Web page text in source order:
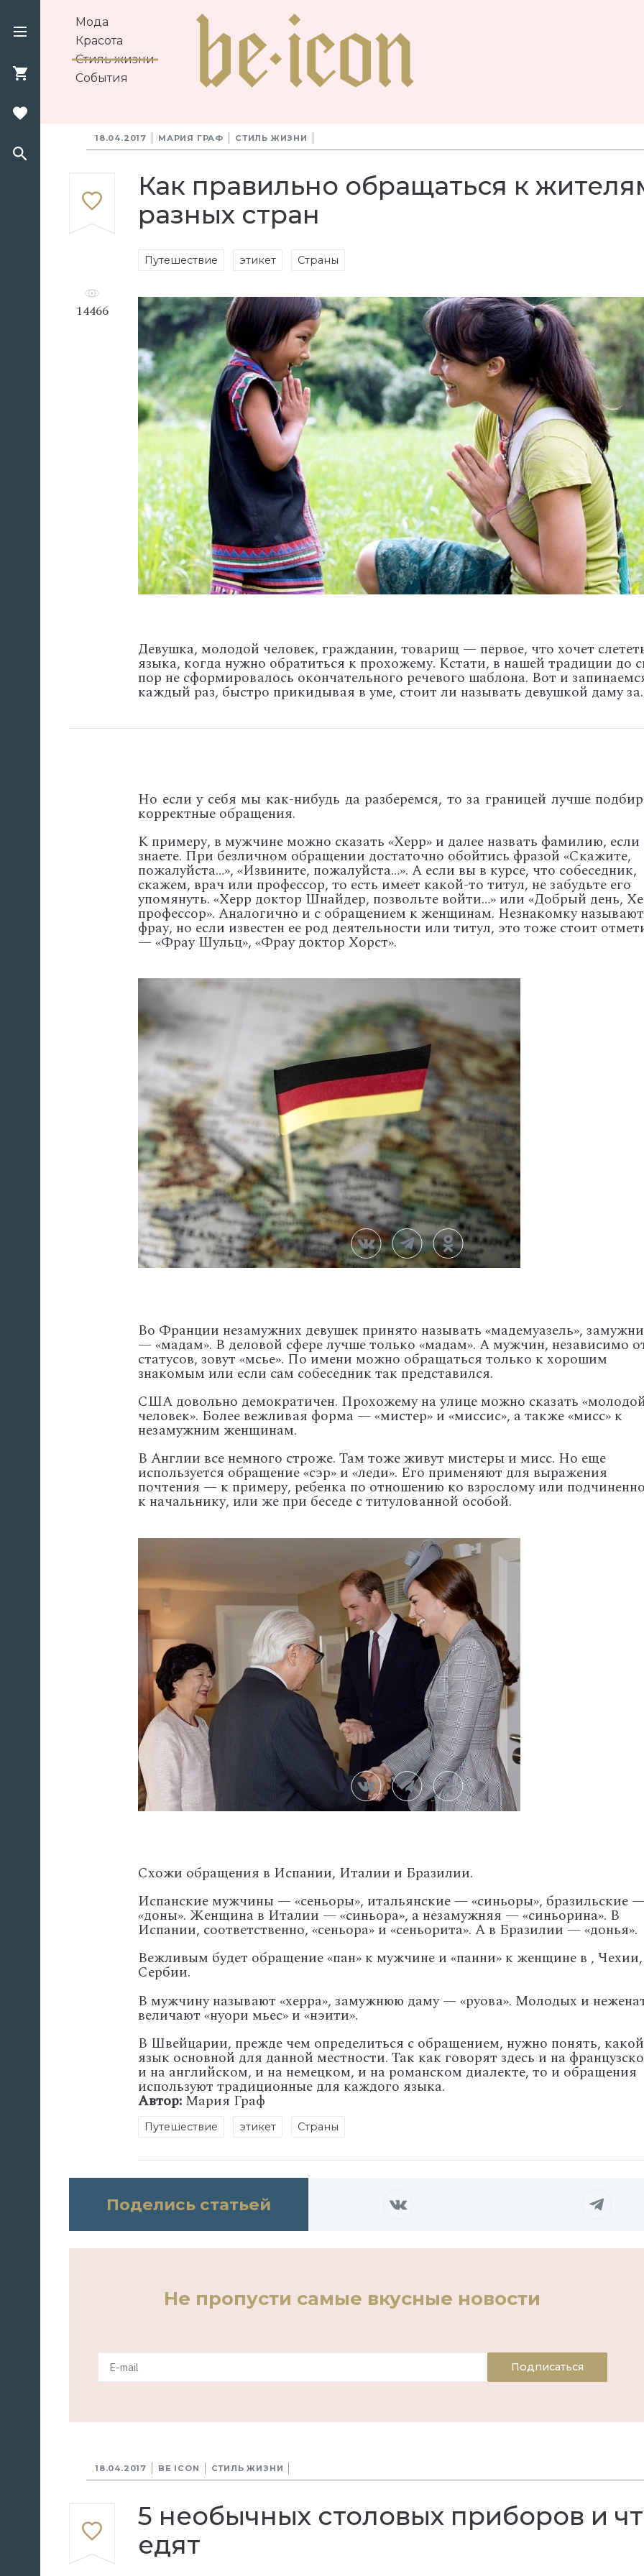
Мода
Красота
Стиль жизни
События
18.04.2017 МАРИЯ ГРАФ СТИЛЬ ЖИЗНИ
Как правильно обращаться к
разных стран
Путешествие этикет Страны
14466
Девушка, молодой человек, гражданин, товарищ — первое, что хочет
языка, когда нужно обратиться к прохожему. Кстати, в нашей традиции до
пор не сформировалось окончательного речевого шаблона. Вот и
каждый раз, быстро прикидывая в уме, стоит ли называть девушкой даму
Но если у себя мы как-нибудь да разберемся, то за границей лучше
корректные обращения.
К примеру, в мужчине можно сказать «Херр» и далее назвать фамилию, если
знаете. При безличном обращении достаточно обойтись фразой «Скажите,
пожалуйста…», «Извините, пожалуйста…». А если вы в курсе, что собеседник,
скажем, врач или профессор, то есть имеет какой-то титул, не забудьте его
упомянуть. «Херр доктор Шнайдер, позвольте войти…» или «Добрый день,
профессор». Аналогично и с обращением к женщинам. Незнакомку называют
фрау, но если известен ее род деятельности или титул, это тоже стоит
— «Фрау Шульц», «Фрау доктор Хорст».
Во Франции незамужних девушек принято называть «мадемуазель»,
— «мадам». В деловой сфере лучше только «мадам». А мужчин, независимо
статусов, зовут «мсье». По имени можно обращаться только к хорошим
знакомым или если сам собеседник так представился.
США довольно демократичен. Прохожему на улице можно сказать
человек». Более вежливая форма — «мистер» и «миссис», а также «мисс» к
незамужним женщинам.
В Англии все немного строже. Там тоже живут мистеры и мисс. Но еще
используется обращение «сэр» и «леди». Его применяют для выражения
почтения — к примеру, ребенка по отношению ко взрослому или
к начальнику, или же при беседе с титулованной особой.
Схожи обращения в Испании, Италии и Бразилии.
Испанские мужчины — «сеньоры», итальянские — «синьоры», бразильские
«доны». Женщина в Италии — «синьора», а незамужняя — «синьорина». В
Испании, соответственно, «сеньора» и «сеньорита». А в Бразилии — «донья».
Вежливым будет обращение «пан» к мужчине и «панни» к женщине в , Чехии,
Сербии.
В мужчину называют «херра», замужнюю даму — «руова». Молодых и
величают «нуори мьес» и «нэити».
В Швейцарии, прежде чем определиться с обращением, нужно понять, какой
язык основной для данной местности. Так как говорят здесь и на
и на английском, и на немецком, и на романском диалекте, то и обращения
используют традиционные для каждого языка.
Автор: Мария Граф
Путешествие этикет Страны
Поделись статьей
Не пропусти самые вкусные новости
Подписаться
18.04.2017 BE ICON СТИЛЬ ЖИЗНИ
5 необычных столовых приборов и
едят